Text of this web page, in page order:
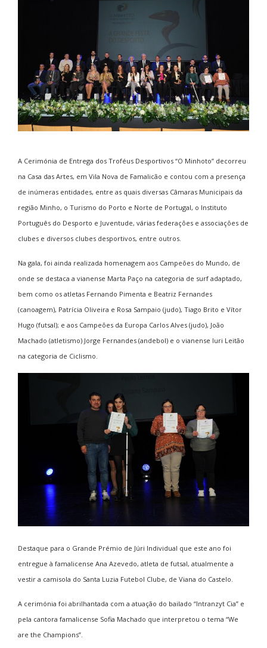
A Cerimónia de Entrega dos Troféus Desportivos “O Minhoto” decorreu
na Casa das Artes, em Vila Nova de Famalicão e contou com a presença
de inúmeras entidades, entre as quais diversas Câmaras Municipais da
região Minho, o Turismo do Porto e Norte de Portugal, o Instituto
Português do Desporto e Juventude, várias federações e associações de
clubes e diversos clubes desportivos, entre outros.
Na gala, foi ainda realizada homenagem aos Campeões do Mundo, de
onde se destaca a vianense Marta Paço na categoria de surf adaptado,
bem como os atletas Fernando Pimenta e Beatriz Fernandes
(canoagem), Patrícia Oliveira e Rosa Sampaio (judo), Tiago Brito e Vítor
Hugo (futsal); e aos Campeões da Europa Carlos Alves (judo), João
Machado (atletismo) Jorge Fernandes (andebol) e o vianense Iuri Leitão
na categoria de Ciclismo.
Destaque para o Grande Prémio de Júri Individual que este ano foi
entregue à famalicense Ana Azevedo, atleta de futsal, atualmente a
vestir a camisola do Santa Luzia Futebol Clube, de Viana do Castelo.
A cerimónia foi abrilhantada com a atuação do bailado “Intranzyt Cia” e
pela cantora famalicense Sofia Machado que interpretou o tema “We
are the Champions”.